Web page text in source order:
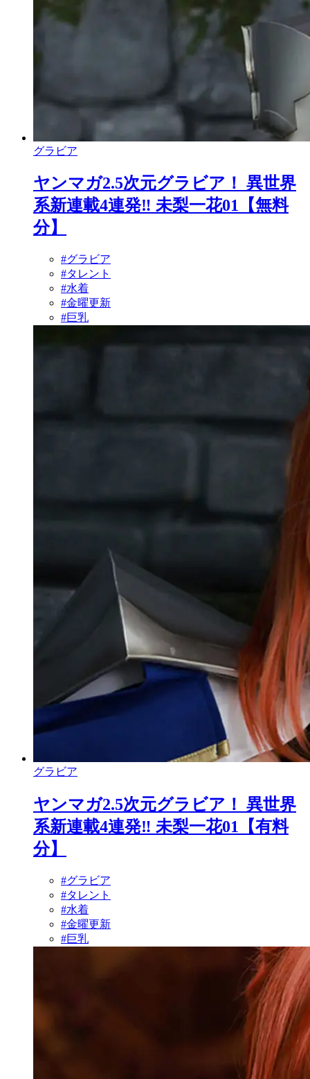
グラビア
ヤンマガ2.5次元グラビア！ 異世界
系新連載4連発‼ 未梨一花01【無料
分】
#グラビア
#タレント
#水着
#金曜更新
#巨乳
グラビア
ヤンマガ2.5次元グラビア！ 異世界
系新連載4連発‼ 未梨一花01【有料
分】
#グラビア
#タレント
#水着
#金曜更新
#巨乳